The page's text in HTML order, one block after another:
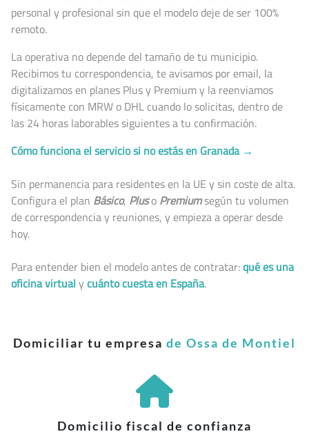
personal y profesional sin que el modelo deje de ser 100%
remoto.
La operativa no depende del tamaño de tu municipio.
Recibimos tu correspondencia, te avisamos por email, la
digitalizamos en planes Plus y Premium y la reenviamos
físicamente con MRW o DHL cuando lo solicitas, dentro de
las 24 horas laborables siguientes a tu confirmación.
Cómo funciona el servicio si no estás en Granada →
Sin permanencia para residentes en la UE y sin coste de alta.
Configura el plan Básico, Pluso Premiumsegún tu volumen
de correspondencia y reuniones, y empieza a operar desde
hoy.
Para entender bien el modelo antes de contratar:qué es una
oficina virtual ycuánto cuesta en España.
Domiciliar tu empresa de Ossa de Montiel
Domicilio fiscal de confianza